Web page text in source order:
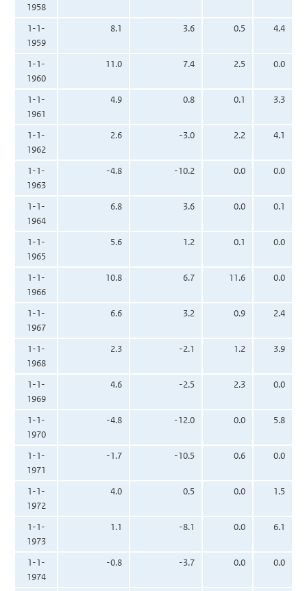
1958
1-1-
1959
8.1 3.6 0.5 4.4
1-1-
1960
11.0 7.4 2.5 0.0
1-1-
1961
4.9 0.8 0.1 3.3
1-1-
1962
2.6 -3.0 2.2 4.1
1-1-
1963
-4.8 -10.2 0.0 0.0
1-1-
1964
6.8 3.6 0.0 0.1
1-1-
1965
5.6 1.2 0.1 0.0
1-1-
1966
10.8 6.7 11.6 0.0
1-1-
1967
6.6 3.2 0.9 2.4
1-1-
1968
2.3 -2.1 1.2 3.9
1-1-
1969
4.6 -2.5 2.3 0.0
1-1-
1970
-4.8 -12.0 0.0 5.8
1-1-
1971
-1.7 -10.5 0.6 0.0
1-1-
1972
4.0 0.5 0.0 1.5
1-1-
1973
1.1 -8.1 0.0 6.1
1-1-
1974
-0.8 -3.7 0.0 0.0